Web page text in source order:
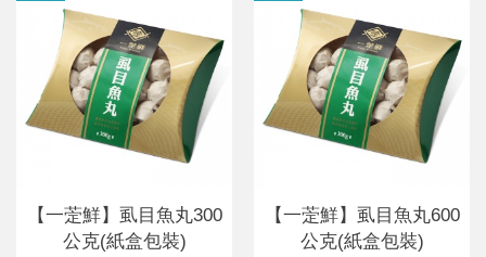
【一萣鮮】虱目魚丸300
公克(紙盒包裝)
【一萣鮮】虱目魚丸600
公克(紙盒包裝)